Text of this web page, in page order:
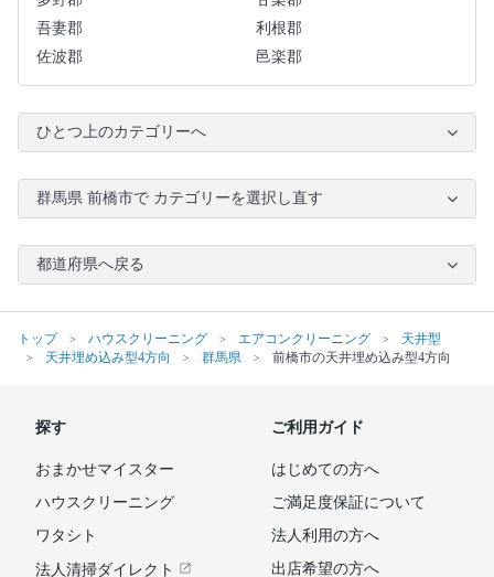
吾妻郡
利根郡
佐波郡
邑楽郡
ひとつ上のカテゴリーへ
群馬県 前橋市で カテゴリーを選択し直す
都道府県へ戻る
トップ ハウスクリーニング エアコンクリーニング
天井型
天井埋め込み型4方向
群馬県 前橋市の天井埋め込み型4方向
探す
おまかせマイスター
ハウスクリーニング
ワタシト
法人清掃ダイレクト
ご利用ガイド
はじめての方へ
ご満足度保証について
法人利用の方へ
出店希望の方へ